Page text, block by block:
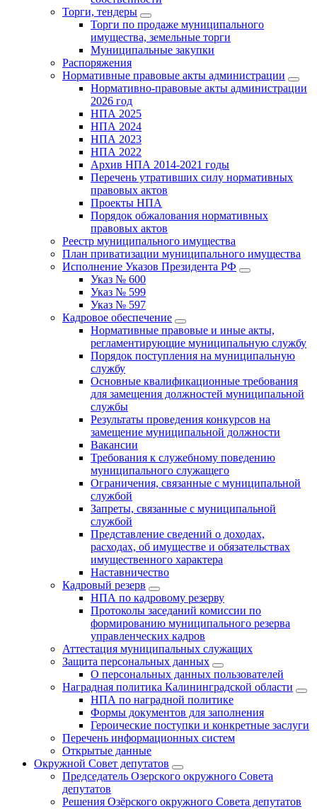
Торги, тендеры
Торги по продаже муниципального
имущества, земельные торги
Муниципальные закупки
Распоряжения
Нормативные правовые акты администрации
Нормативно-правовые акты администрации
2026 год
НПА 2025
НПА 2024
НПА 2023
НПА 2022
Архив НПА 2014-2021 годы
Перечень утративших силу нормативных
правовых актов
Проекты НПА
Порядок обжалования нормативных
правовых актов
Реестр муниципального имущества
План приватизации муниципального имущества
Исполнение Указов Президента РФ
Указ № 600
Указ № 599
Указ № 597
Кадровое обеспечение
Нормативные правовые и иные акты,
регламентирующие муниципальную службу
Порядок поступления на муниципальную
службу
Основные квалификационные требования
для замещения должностей муниципальной
службы
Результаты проведения конкурсов на
замещение муниципальной должности
Вакансии
Требования к служебному поведению
муниципального служащего
Ограничения, связанные с муниципальной
службой
Запреты, связанные с муниципальной
службой
Представление сведений о доходах,
расходах, об имуществе и обязательствах
имущественного характера
Наставничество
Кадровый резерв
НПА по кадровому резерву
Протоколы заседаний комиссии по
формированию муниципального резерва
управленческих кадров
Аттестация муниципальных служащих
Защита персональных данных
О персональных данных пользователей
Наградная политика Калининградской области
НПА по наградной политике
Формы документов для заполнения
Героические поступки и конкретные заслуги
Перечень информационных систем
Открытые данные
Окружной Совет депутатов
Председатель Озерского окружного Совета
депутатов
Решения Озёрского окружного Совета депутатов